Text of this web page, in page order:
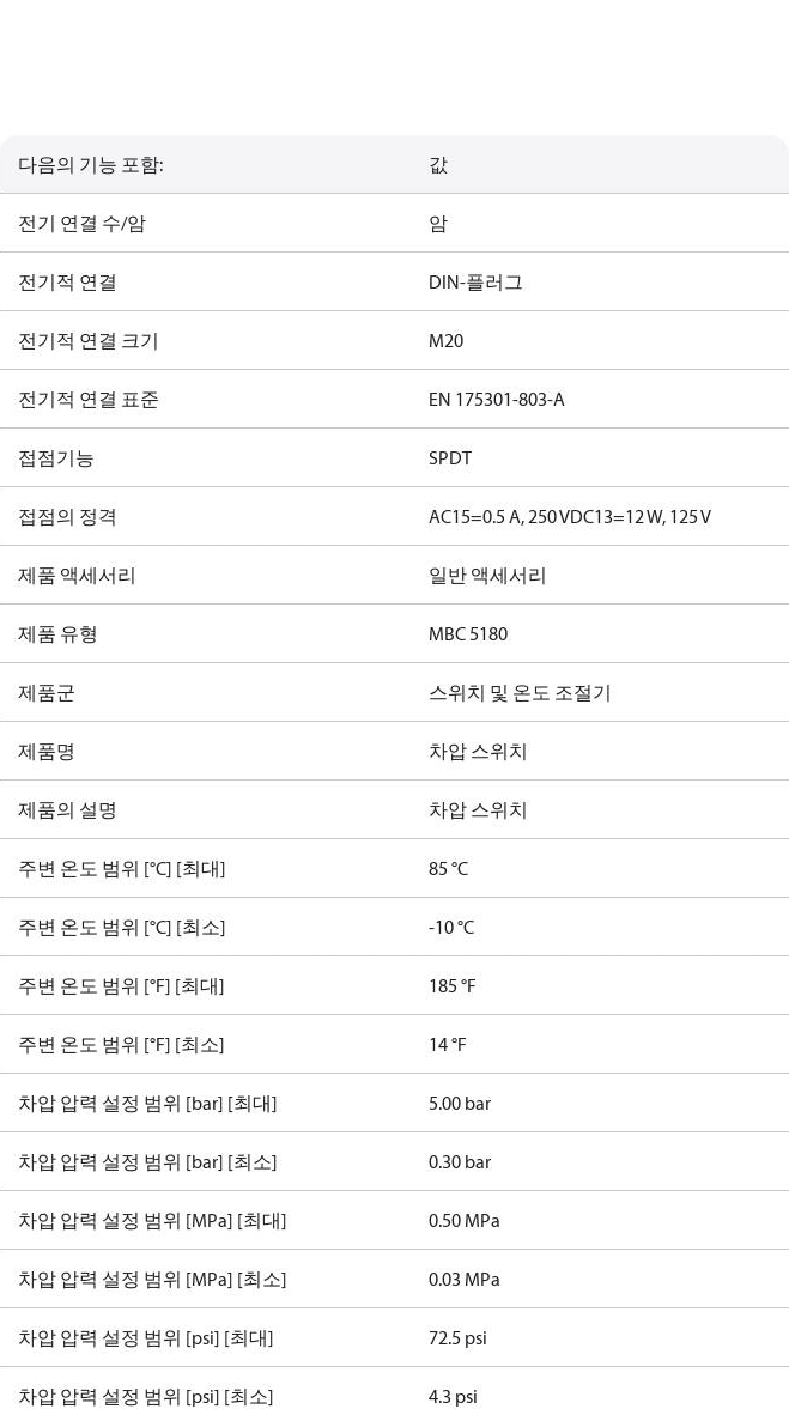
다음의 기능 포함: 값
전기 연결 수/암 암
전기적 연결 DIN-플러그
전기적 연결 크기 M20
전기적 연결 표준 EN 175301-803-A
접점기능 SPDT
접점의 정격 AC15=0.5 A, 250 VDC13=12 W, 125 V
제품 액세서리 일반 액세서리
제품 유형 MBC 5180
제품군 스위치 및 온도 조절기
제품명 차압 스위치
제품의 설명 차압 스위치
주변 온도 범위 [°C] [최대] 85 °C
주변 온도 범위 [°C] [최소] -10 °C
주변 온도 범위 [°F] [최대] 185 °F
주변 온도 범위 [°F] [최소] 14 °F
차압 압력 설정 범위 [bar] [최대] 5.00 bar
차압 압력 설정 범위 [bar] [최소] 0.30 bar
차압 압력 설정 범위 [MPa] [최대] 0.50 MPa
차압 압력 설정 범위 [MPa] [최소] 0.03 MPa
차압 압력 설정 범위 [psi] [최대] 72.5 psi
차압 압력 설정 범위 [psi] [최소] 4.3 psi